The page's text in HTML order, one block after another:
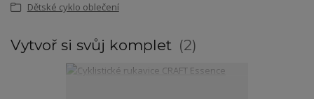
Dětské cyklo oblečení
Vytvoř si svůj komplet 2